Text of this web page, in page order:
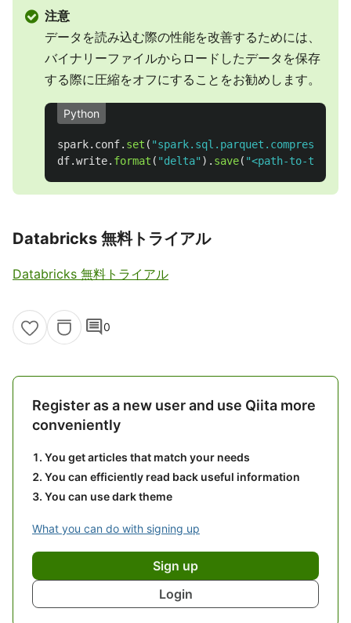
注意
データを読み込む際の性能を改善するためには、
バイナリーファイルからロードしたデータを保存
する際に圧縮をオフにすることをお勧めします。
Python
spark. conf. set ( "
df.write. format ( "delta" ). save( "<path-to-table>
Databricks 無料トライアル
Databricks 無料トライアル
comment0
Register as a new user and use Qiita more
conveniently
You get articles that match your needs
You can efficiently read back useful information
You can use dark theme
What you can do with signing up
Sign up
Login